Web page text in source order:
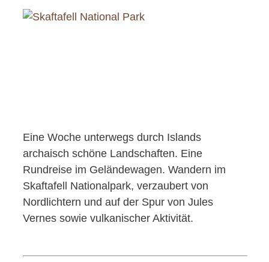
Eine Woche unterwegs durch Islands
archaisch schöne Landschaften. Eine
Rundreise im Geländewagen. Wandern im
Skaftafell Nationalpark, verzaubert von
Nordlichtern und auf der Spur von Jules
Vernes sowie vulkanischer Aktivität.